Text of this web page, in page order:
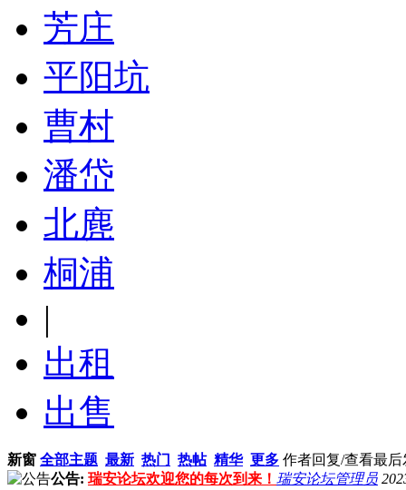
芳庄
平阳坑
曹村
潘岱
北麂
桐浦
|
出租
出售
新窗 全部主题 最新 热门 热帖 精华 更多 作者回复/查看最后
公告: 瑞安论坛欢迎您的每次到来！ 瑞安论坛管理员